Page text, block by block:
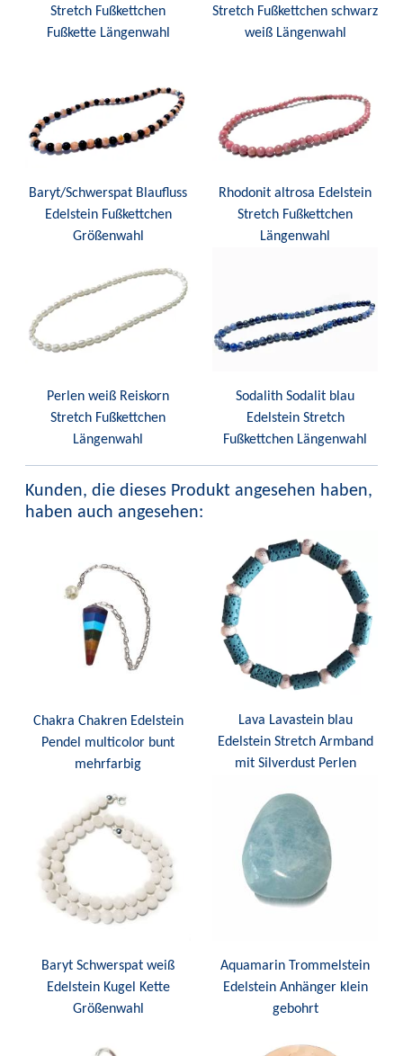
Stretch Fußkettchen
Fußkette Längenwahl
Stretch Fußkettchen schwarz
weiß Längenwahl
Baryt/Schwerspat Blaufluss
Edelstein Fußkettchen
Größenwahl
Rhodonit altrosa Edelstein
Stretch Fußkettchen
Längenwahl
Perlen weiß Reiskorn
Stretch Fußkettchen
Längenwahl
Sodalith Sodalit blau
Edelstein Stretch
Fußkettchen Längenwahl
Kunden, die dieses Produkt angesehen haben,
haben auch angesehen:
Chakra Chakren Edelstein
Pendel multicolor bunt
mehrfarbig
Lava Lavastein blau
Edelstein Stretch Armband
mit Silverdust Perlen
Baryt Schwerspat weiß
Edelstein Kugel Kette
Größenwahl
Aquamarin Trommelstein
Edelstein Anhänger klein
gebohrt